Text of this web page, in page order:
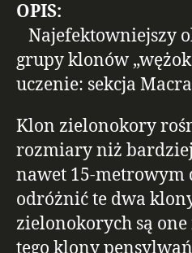
OPIS:
Najefektowniejszy
grupy klonów
uczenie: sekcja
Klon zielonokory
rozmiary niż
nawet 15-metrowym
odróżnić te dwa
zielonokorych są
tego klony